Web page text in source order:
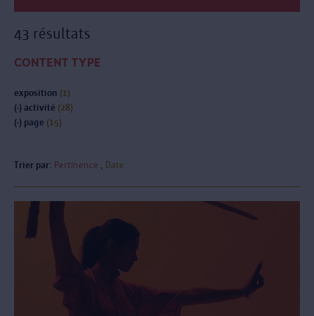
43 résultats
CONTENT TYPE
exposition (1)
(-) activité (28)
(-) page (15)
Trier par: Pertinence Date